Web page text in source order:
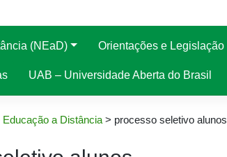
(NEaD) Orientações e Legislação
UAB – Universidade Aberta do Brasil
Educação a Distância> processo seletivo alunos